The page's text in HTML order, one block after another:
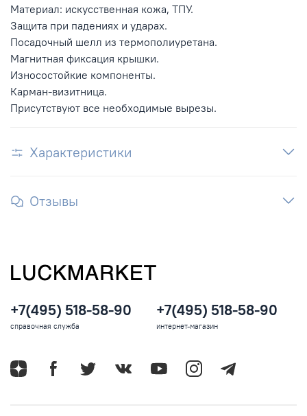
Материал: искусственная кожа, ТПУ.
Защита при падениях и ударах.
Посадочный шелл из термополиуретана.
Магнитная фиксация крышки.
Износостойкие компоненты.
Карман-визитница.
Присутствуют все необходимые вырезы.
Характеристики
Отзывы
+7(495) 518-58-90
справочная служба
+7(495) 518-58-90
интернет-магазин